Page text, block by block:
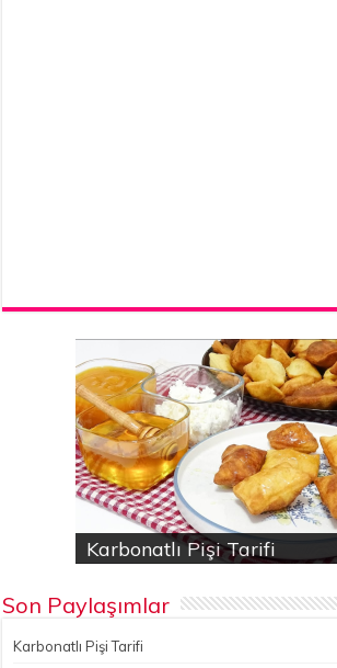
Karbonatlı Pişi Tarifi
Hodan bitkisinin faydaları
Yalancı Baklava Tarifi
Gökçesu Pilavı Tarifi
Nohutlu kereviz yemeği
Son Paylaşımlar
Karbonatlı Pişi Tarifi